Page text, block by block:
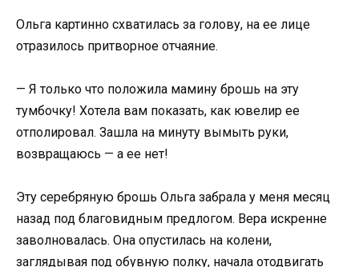
Ольга картинно схватилась за голову, на ее лице
отразилось притворное отчаяние.
— Я только что положила мамину брошь на эту
тумбочку! Хотела вам показать, как ювелир ее
отполировал. Зашла на минуту вымыть руки,
возвращаюсь — а ее нет!
Эту серебряную брошь Ольга забрала у меня месяц
назад под благовидным предлогом. Вера искренне
заволновалась. Она опустилась на колени,
заглядывая под обувную полку, начала отодвигать